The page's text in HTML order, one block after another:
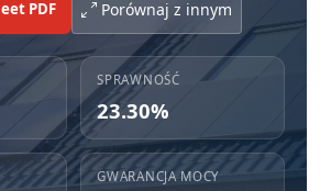
PDF Porównaj z innym
SPRAWNOŚĆ
23.30%
GWARANCJA MOCY